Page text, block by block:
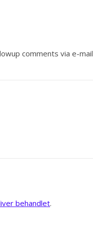
comments via e-mail
behandlet.